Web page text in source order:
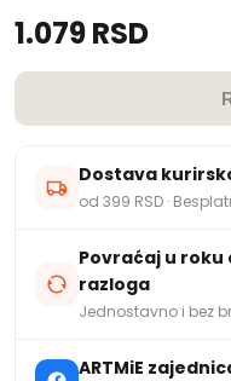
1.079 RSD
Dostava
od 399 RSD ·
Povraćaj u roku
razloga
Jednostavno i bez
ARTMiE